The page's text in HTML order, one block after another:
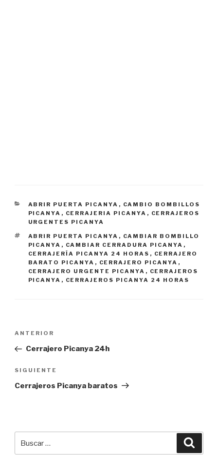
CATEGORÍAS
ABRIR PUERTA PICANYA , CAMBIO BOMBILLOS
PICANYA , CERRAJERIA PICANYA , CERRAJEROS
URGENTES PICANYA
ETIQUETAS
ABRIR PUERTA PICANYA , CAMBIAR BOMBILLO
PICANYA , CAMBIAR CERRADURA PICANYA ,
CERRAJERÍA PICANYA 24 HORAS , CERRAJERO
BARATO PICANYA , CERRAJERO PICANYA ,
CERRAJERO URGENTE PICANYA , CERRAJEROS
PICANYA , CERRAJEROS PICANYA 24 HORAS
entradas
Entrada
anterior:
ANTERIOR
Cerrajero Picanya 24h
Siguiente
entrada
SIGUIENTE
Cerrajeros Picanya baratos
por: